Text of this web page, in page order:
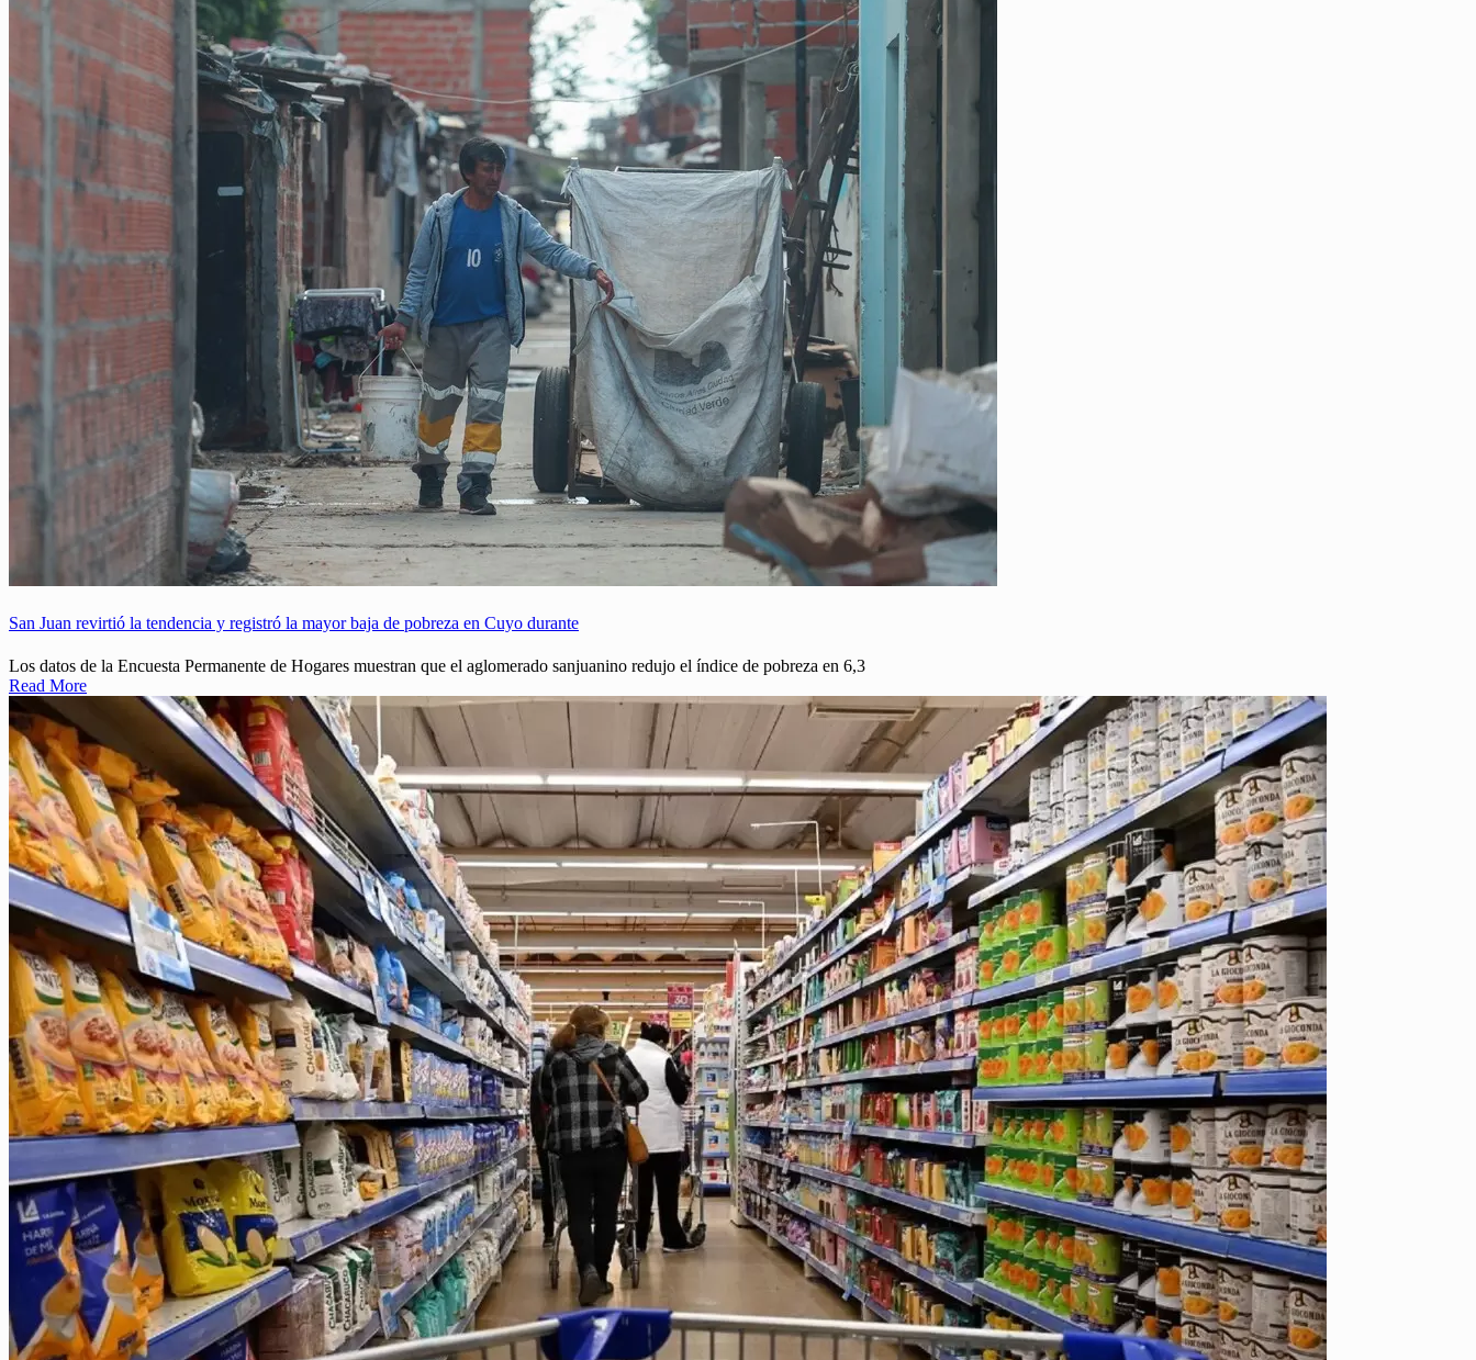
San Juan revirtió la tendencia y registró la mayor baja de pobreza en Cuyo durante
Los datos de la Encuesta Permanente de Hogares muestran que el aglomerado sanjuanino redujo el índice de pobreza en 6,3
Read More